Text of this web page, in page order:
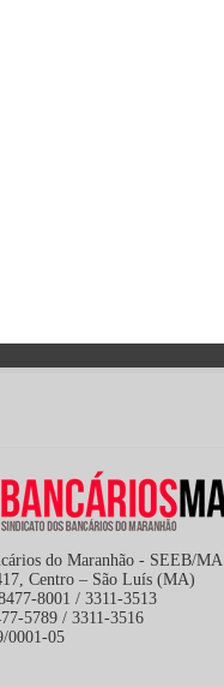
do Maranhão - SEEB/MA
Centro – São Luís (MA)
8001 / 3311-3513
5789 / 3311-3516
0001-05